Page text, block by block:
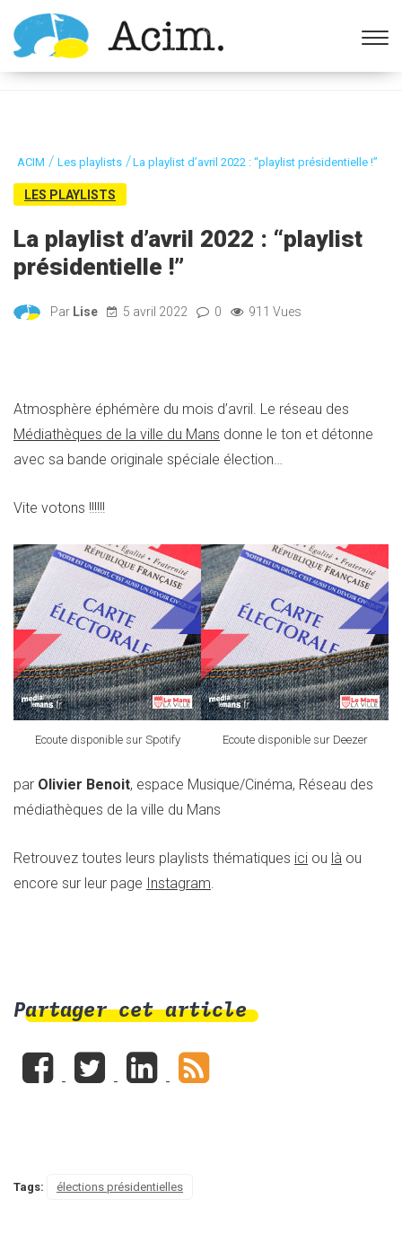
Ouvrir la barre d’outils
ACIM / Les playlists /La playlist d’avril 2022 : “playlist présidentielle !”
LES PLAYLISTS
La playlist d’avril 2022 : “playlist
présidentielle !”
Par Lise 5 avril 2022 0 911 Vues
Atmosphère éphémère du mois d’avril. Le réseau des
Médiathèques de la ville du Mans donne le ton et détonne
avec sa bande originale spéciale élection…
Vite votons !!!!!!
Ecoute disponible sur Spotify Ecoute disponible sur Deezer
par Olivier Benoit, espace Musique/Cinéma, Réseau des
médiathèques de la ville du Mans
Retrouvez toutes leurs playlists thématiques ici ou là ou
encore sur leur page Instagram.
Partager cet article
Tags: élections présidentielles